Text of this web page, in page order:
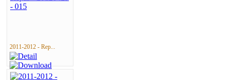
2011-2012 - Rep...